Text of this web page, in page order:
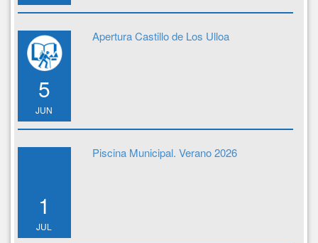
5
JUN
Apertura Castillo de Los Ulloa
1
JUL
Piscina Municipal. Verano 2026